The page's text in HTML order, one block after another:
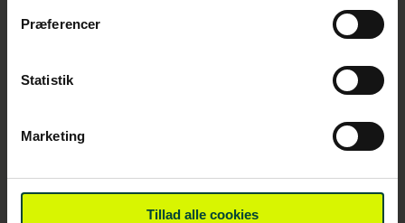
Præferencer
Statistik
Marketing
Tillad alle cookies
Miles